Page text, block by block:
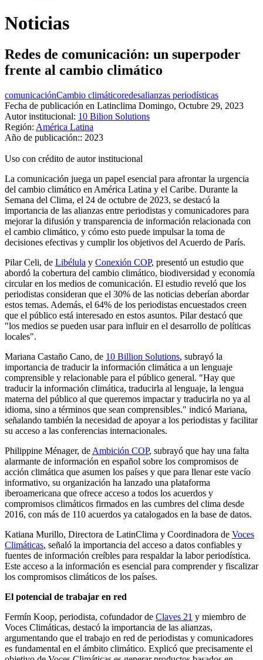
Noticias
Redes de comunicación: un superpoder
frente al cambio climático
comunicaciónCambio climáticoredesalianzas periodísticas
Fecha de publicación en Latinclima Domingo, Octubre 29, 2023
Autor institucional: 10 Bilion Solutions
Región: América Latina
Año de publicación:: 2023
Uso con crédito de autor institucional
La comunicación juega un papel esencial para afrontar la urgencia
del cambio climático en América Latina y el Caribe. Durante la
Semana del Clima, el 24 de octubre de 2023, se destacó la
importancia de las alianzas entre periodistas y comunicadores para
mejorar la difusión y transparencia de información relacionada con
el cambio climático, y cómo esto puede impulsar la toma de
decisiones efectivas y cumplir los objetivos del Acuerdo de París.
Pilar Celi, de Libélula y Conexión COP, presentó un estudio que
abordó la cobertura del cambio climático, biodiversidad y economía
circular en los medios de comunicación. El estudio reveló que los
periodistas consideran que el 30% de las noticias deberían abordar
estos temas. Además, el 64% de los periodistas encuestados creen
que el público está interesado en estos asuntos. Pilar destacó que
"los medios se pueden usar para influir en el desarrollo de políticas
locales".
Mariana Castaño Cano, de 10 Billion Solutions, subrayó la
importancia de traducir la información climática a un lenguaje
comprensible y relacionable para el público general. "Hay que
traducir la información climática, traducirla al lenguaje, la lengua
materna del público al que queremos impactar y traducirla no ya al
idioma, sino a términos que sean comprensibles." indicó Mariana,
señalando también la necesidad de apoyar a los periodistas y facilitar
su acceso a las conferencias internacionales.
Philippine Ménager, de Ambición COP, subrayó que hay una falta
alarmante de información en español sobre los compromisos de
acción climática que asumen los países y que para llenar este vacío
informativo, su organización ha lanzado una plataforma
iberoamericana que ofrece acceso a todos los acuerdos y
compromisos climáticos firmados en las cumbres del clima desde
2016, con más de 110 acuerdos ya catalogados en la base de datos.
Katiana Murillo, Directora de LatinClima y Coordinadora de Voces
Climáticas, señaló la importancia del acceso a datos confiables y
fuentes de información creíbles para respaldar la labor periodística.
Este acceso a la información es esencial para comprender y fiscalizar
los compromisos climáticos de los países.
El potencial de trabajar en red
Fermín Koop, periodista, cofundador de Claves 21 y miembro de
Voces Climáticas, destacó la importancia de las alianzas,
argumentando que el trabajo en red de periodistas y comunicadores
es fundamental en el ámbito climático. Explicó que precisamente el